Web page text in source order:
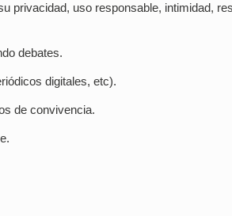
privacidad, uso responsable, intimidad,
debates.
digitales, etc).
de convivencia.